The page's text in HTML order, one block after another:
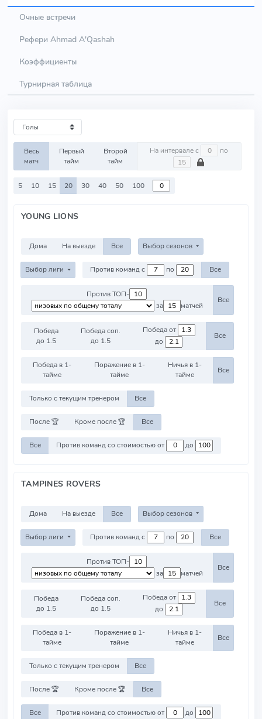
Очные встречи
Рефери Ahmad A'Qashah
Коэффициенты
Турнирная таблица
Весь
матч
Первый
тайм
Второй
тайм
На интервале с по
5 10 15 20 30 40 50 100
YOUNG LIONS
Дома На выезде Все Выбор сезонов
Выбор лиги Против команд с по Все
Против ТОП-
за
матчей
Все
Победа
до 1.5
Победа соп.
до 1.5
Победа от
до
Все
Победа в 1-
тайме
Поражение в 1-
тайме
Ничья в 1-
тайме
Все
Только с текущим тренером Все
После 🏆 Кроме после 🏆 Все
Все Против команд со стоимостью от до
TAMPINES ROVERS
Дома На выезде Все Выбор сезонов
Выбор лиги Против команд с по Все
Против ТОП-
за
матчей
Все
Победа
до 1.5
Победа соп.
до 1.5
Победа от
до
Все
Победа в 1-
тайме
Поражение в 1-
тайме
Ничья в 1-
тайме
Все
Только с текущим тренером Все
После 🏆 Кроме после 🏆 Все
Все Против команд со стоимостью от до